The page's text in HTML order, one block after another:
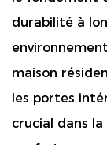
durabilité à
maison
les portes
crucial dans